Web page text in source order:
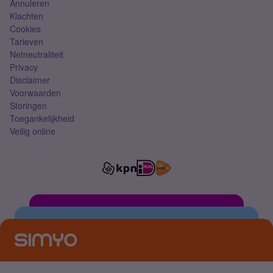
Annuleren
Klachten
Cookies
Tarieven
Netneutraliteit
Privacy
Disclaimer
Voorwaarden
Storingen
Toegankelijkheid
Veilig online